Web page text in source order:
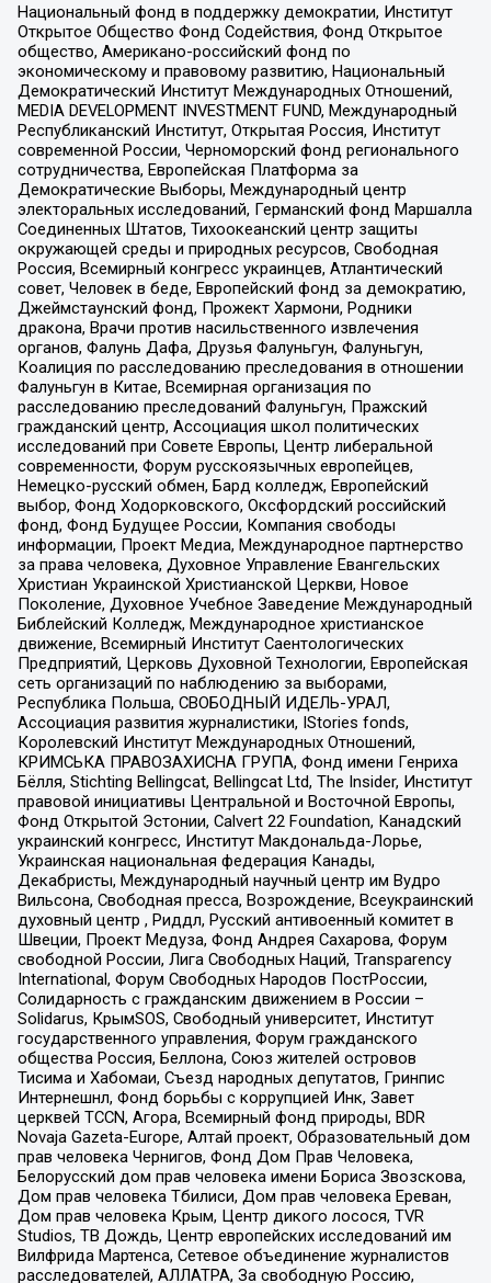
Национальный фонд в поддержку демократии, Институт
Открытое Общество Фонд Содействия, Фонд Открытое
общество, Американо-российский фонд по
экономическому и правовому развитию, Национальный
Демократический Институт Международных Отношений,
MEDIA DEVELOPMENT INVESTMENT FUND, Международный
Республиканский Институт, Открытая Россия, Институт
современной России, Черноморский фонд регионального
сотрудничества, Европейская Платформа за
Демократические Выборы, Международный центр
электоральных исследований, Германский фонд Маршалла
Соединенных Штатов, Тихоокеанский центр защиты
окружающей среды и природных ресурсов, Свободная
Россия, Всемирный конгресс украинцев, Атлантический
совет, Человек в беде, Европейский фонд за демократию,
Джеймстаунский фонд, Прожект Хармони, Родники
дракона, Врачи против насильственного извлечения
органов, Фалунь Дафа, Друзья Фалуньгун, Фалуньгун,
Коалиция по расследованию преследования в отношении
Фалуньгун в Китае, Всемирная организация по
расследованию преследований Фалуньгун, Пражский
гражданский центр, Ассоциация школ политических
исследований при Совете Европы, Центр либеральной
современности, Форум русскоязычных европейцев,
Немецко-русский обмен, Бард колледж, Европейский
выбор, Фонд Ходорковского, Оксфордский российский
фонд, Фонд Будущее России, Компания свободы
информации, Проект Медиа, Международное партнерство
за права человека, Духовное Управление Евангельских
Христиан Украинской Христианской Церкви, Новое
Поколение, Духовное Учебное Заведение Международный
Библейский Колледж, Международное христианское
движение, Всемирный Институт Саентологических
Предприятий, Церковь Духовной Технологии, Европейская
сеть организаций по наблюдению за выборами,
Республика Польша, СВОБОДНЫЙ ИДЕЛЬ-УРАЛ,
Ассоциация развития журналистики, IStories fonds,
Королевский Институт Международных Отношений,
КРИМСЬКА ПРАВОЗАХИСНА ГРУПА, Фонд имени Генриха
Бёлля, Stichting Bellingcat, Bellingcat Ltd, The Insider, Институт
правовой инициативы Центральной и Восточной Европы,
Фонд Открытой Эстонии, Calvert 22 Foundation, Канадский
украинский конгресс, Институт Макдональда-Лорье,
Украинская национальная федерация Канады,
Декабристы, Международный научный центр им Вудро
Вильсона, Свободная пресса, Возрождение, Всеукраинский
духовный центр , Риддл, Русский антивоенный комитет в
Швеции, Проект Медуза, Фонд Андрея Сахарова, Форум
свободной России, Лига Свободных Наций, Transparеncy
International, Форум Свободных Народов ПостРоссии,
Солидарность с гражданским движением в России –
Solidarus, КрымSOS, Свободный университет, Институт
государственного управления, Форум гражданского
общества Россия, Беллона, Союз жителей островов
Тисима и Хабомаи, Съезд народных депутатов, Гринпис
Интернешнл, Фонд борьбы с коррупцией Инк, Завет
церквей TCCN, Агора, Всемирный фонд природы, BDR
Novaja Gazeta-Europe, Алтай проект, Образовательный дом
прав человека Чернигов, Фонд Дом Прав Человека,
Белорусский дом прав человека имени Бориса Звозскова,
Дом прав человека Тбилиси, Дом прав человека Ереван,
Дом прав человека Крым, Центр дикого лосося, TVR
Studios, ТВ Дождь, Центр европейских исследований им
Вилфрида Мартенса, Сетевое объединение журналистов
расследователей, АЛЛАТРА, За свободную Россию,